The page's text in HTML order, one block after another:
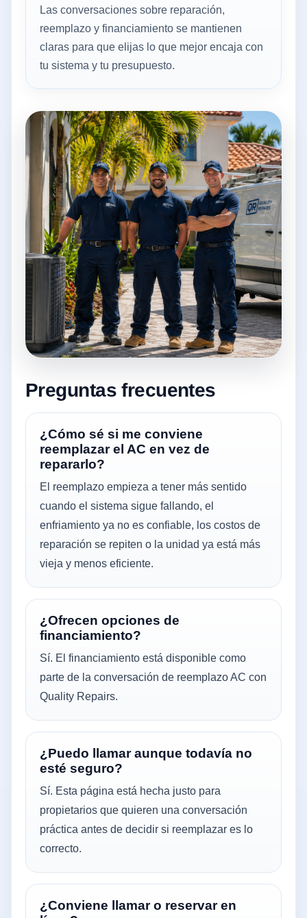
Las conversaciones sobre reparación,
reemplazo y financiamiento se mantienen
claras para que elijas lo que mejor encaja con
tu sistema y tu presupuesto.
Preguntas frecuentes
¿Cómo sé si me conviene
reemplazar el AC en vez de
repararlo?
El reemplazo empieza a tener más sentido
cuando el sistema sigue fallando, el
enfriamiento ya no es confiable, los costos de
reparación se repiten o la unidad ya está más
vieja y menos eficiente.
¿Ofrecen opciones de
financiamiento?
Sí. El financiamiento está disponible como
parte de la conversación de reemplazo AC con
Quality Repairs.
¿Puedo llamar aunque todavía no
esté seguro?
Sí. Esta página está hecha justo para
propietarios que quieren una conversación
práctica antes de decidir si reemplazar es lo
correcto.
¿Conviene llamar o reservar en